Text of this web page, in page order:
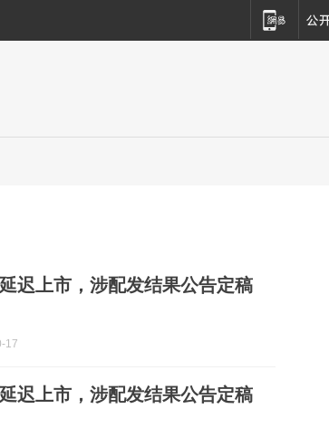
迟上市，涉配发结果公告定稿
17
迟上市，涉配发结果公告定稿